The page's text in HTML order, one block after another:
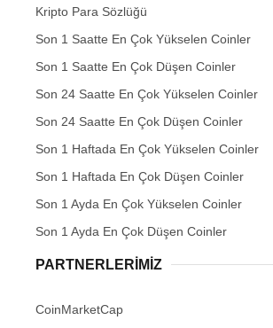
Kripto Para Sözlüğü
Son 1 Saatte En Çok Yükselen Coinler
Son 1 Saatte En Çok Düşen Coinler
Son 24 Saatte En Çok Yükselen Coinler
Son 24 Saatte En Çok Düşen Coinler
Son 1 Haftada En Çok Yükselen Coinler
Son 1 Haftada En Çok Düşen Coinler
Son 1 Ayda En Çok Yükselen Coinler
Son 1 Ayda En Çok Düşen Coinler
PARTNERLERIMIZ
CoinMarketCap